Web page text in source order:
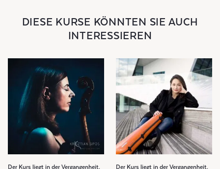
DIESE KURSE KÖNNTEN SIE AUCH
INTERESSIEREN
Der Kurs liegt in der Vergangenheit. Der Kurs liegt in der Vergangenheit.